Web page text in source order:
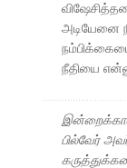
அடியேனை
நீதியை
பில்வேர்